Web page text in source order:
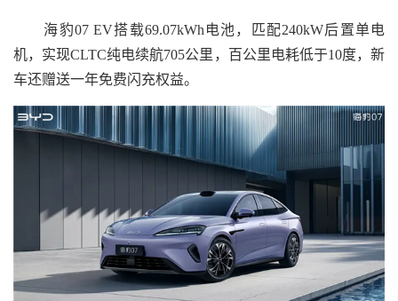
海豹07 EV搭载69.07kWh电池，匹配240kW后置单电
机，实现CLTC纯电续航705公里，百公里电耗低于10度，新
车还赠送一年免费闪充权益。